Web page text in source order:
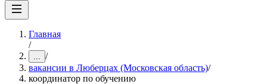
Главная
/
... /
вакансии в Люберцах (Московская область)/
координатор по обучению